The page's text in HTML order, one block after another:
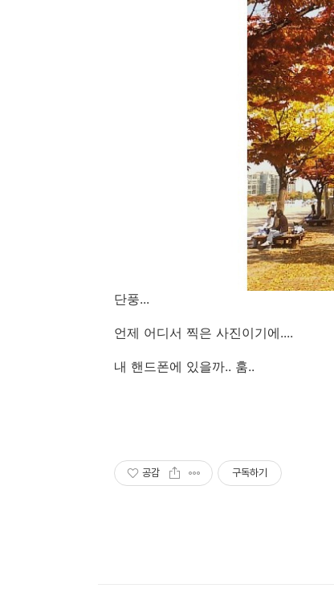
단풍...
언제 어디서 찍은 사진이기에....
내 핸드폰에 있을까.. 훔..
공감 구독하기